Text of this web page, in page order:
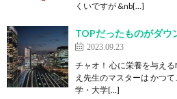
くいですが &nb[…]
TOPだったものがダウ
2023.09.23
チャオ！ 心に栄養を与え
え先生のマスターは かつ
学・大学[…]